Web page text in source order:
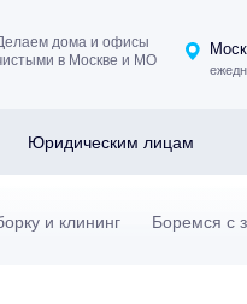
дома и офисы
в Москве и МО
Юридическим лицам
и клининг Боремся с